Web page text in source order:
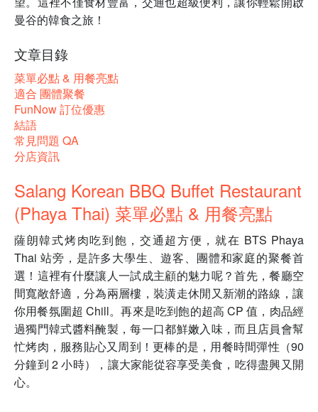
曼谷的韓食之旅！
文章目錄
菜單必點 & 用餐亮點
適合 團體聚餐
FunNow 訂位優惠
結語
常見問題 QA
分店資訊
Salang Korean BBQ Buffet Restaurant
(Phaya Thai) 菜單必點 & 用餐亮點
薩朗韓式烤肉吃到飽，交通超方便，就在 BTS Phaya
Thai 站旁，是許多大學生、遊客、團體和家庭的聚餐首
選！這裡有什麼讓人一試成主顧的魅力呢？首先，餐廳空
間寬敞舒適，分為兩層樓，裝潢走休閒又新潮的路線，讓
你用餐氛圍超 Chill。再來是吃到飽的超高 CP 值，肉品經
過獨門韓式醬料醃製，每一口都鮮嫩入味，而且店員會幫
忙烤肉，服務貼心又周到！更棒的是，用餐時間彈性（90
分鐘到 2 小時），讓大家能從容享受美食，吃得盡興又開
心。